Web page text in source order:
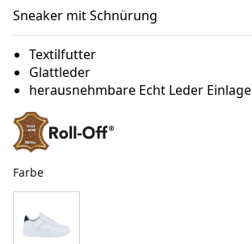
Sneaker mit Schnürung
Textilfutter
Glattleder
herausnehmbare Echt Leder Einlage
Farbe